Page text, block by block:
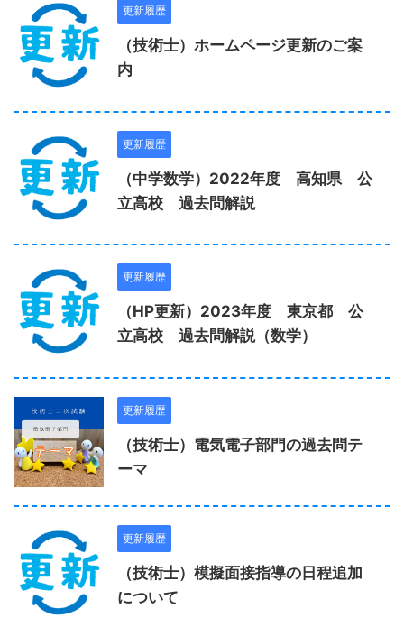
更新履歴
（技術士）ホームページ更新のご案
内
更新履歴
（中学数学）2022年度 高知県 公
立高校 過去問解説
更新履歴
（HP更新）2023年度 東京都 公
立高校 過去問解説（数学）
更新履歴
（技術士）電気電子部門の過去問テ
ーマ
更新履歴
（技術士）模擬面接指導の日程追加
について